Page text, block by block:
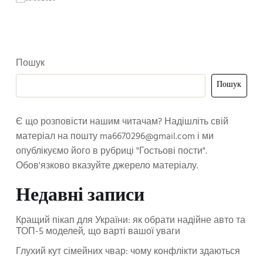
Пошук
Пошук
Є що розповісти нашим читачам? Надішліть свій
матеріал на поштуma6670296@gmail.com і ми
опублікуємо його в рубриці "Гостьові пости".
Обов'язково вказуйте джерело матеріалу.
Недавні записи
Кращий пікап для України: як обрати надійне авто та
ТОП-5 моделей, що варті вашої уваги
Глухий кут сімейних чвар: чому конфлікти здаються